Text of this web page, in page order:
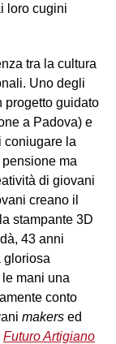
loro cugini
tra la cultura
Uno degli
progetto guidato
a Padova) e
coniugare la
ma
di giovani
creano il
stampante 3D
43 anni
gloriosa
mani una
conto
makers ed
Futuro Artigiano